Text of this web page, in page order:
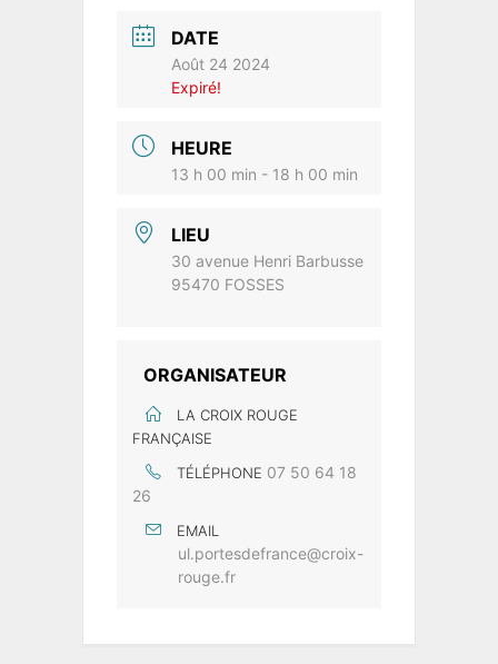
DATE
Août 24 2024
Expiré!
HEURE
13 h 00 min - 18 h 00 min
LIEU
30 avenue Henri Barbusse
95470 FOSSES
ORGANISATEUR
LA CROIX ROUGE
FRANÇAISE
TÉLÉPHONE 07 50 64 18
26
EMAIL
ul.portesdefrance@croix-
rouge.fr